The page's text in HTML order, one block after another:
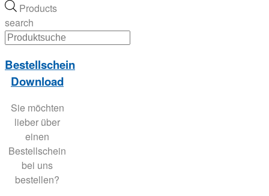
Products
search
Bestellschein
Download
Sie möchten
lieber über
einen
Bestellschein
bei uns
bestellen?